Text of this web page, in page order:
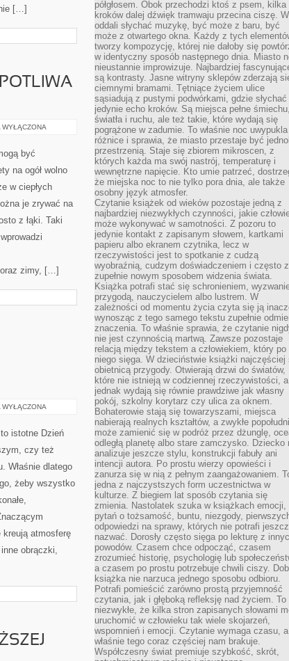
[…]
WYŁĄCZONA
być
na ogół wolno
w ciepłych
je zrywać na
z łąki. Taki
zimy, […]
WYŁĄCZONA
istotne Dzień
czy też
Właśnie dlatego
żeby wszystko
atmosferę
obrączki,
półgłosem. Obok przechodzi ktoś z psem, kilka
kroków dalej dźwięk tramwaju przecina ciszę. W
oddali słychać muzykę, być może z baru, być
może z otwartego okna. Każdy z tych
tworzy kompozycję, której nie dałoby się
w identyczny sposób następnego dnia. Miasto
nieustannie improwizuje. Najbardziej
są kontrasty. Jasne witryny sklepów zderzają
ciemnymi bramami. Tętniące życiem ulice
sąsiadują z pustymi podwórkami, gdzie słychać
jedynie echo kroków. Są miejsca pełne śmiechu,
światła i ruchu, ale też takie, które wydają się
pogrążone w zadumie. To właśnie noc
różnice i sprawia, że miasto przestaje być
przestrzenią. Staje się zbiorem mikroscen, z
których każda ma swój nastrój, temperaturę i
wewnętrzne napięcie. Kto umie patrzeć,
że miejska noc to nie tylko pora dnia, ale także
osobny język atmosfer.
Czytanie książek od wieków pozostaje jedną z
najbardziej niezwykłych czynności, jakie
może wykonywać w samotności. Z pozoru to
jedynie kontakt z zapisanym słowem, kartkami
papieru albo ekranem czytnika, lecz w
rzeczywistości jest to spotkanie z cudzą
wyobraźnią, cudzym doświadczeniem i często z
zupełnie nowym sposobem widzenia świata.
Książka potrafi stać się schronieniem,
przygodą, nauczycielem albo lustrem. W
zależności od momentu życia czyta się ją
wynosząc z tego samego tekstu zupełnie
znaczenia. To właśnie sprawia, że czytanie
nie jest czynnością martwą. Zawsze pozostaje
relacją między tekstem a człowiekiem, który po
niego sięga. W dzieciństwie książki najczęściej
obietnicą przygody. Otwierają drzwi do światów,
które nie istnieją w codziennej rzeczywistości, a
jednak wydają się równie prawdziwe jak własny
pokój, szkolny korytarz czy ulica za oknem.
Bohaterowie stają się towarzyszami, miejsca
nabierają realnych kształtów, a zwykłe
może zamienić się w podróż przez dżunglę,
odległą planetę albo stare zamczysko. Dziecko
analizuje jeszcze stylu, konstrukcji fabuły ani
intencji autora. Po prostu wierzy opowieści i
zanurza się w nią z pełnym zaangażowaniem.
jedna z najczystszych form uczestnictwa w
kulturze. Z biegiem lat sposób czytania się
zmienia. Nastolatek szuka w książkach emocji,
pytań o tożsamość, buntu, niezgody,
odpowiedzi na sprawy, których nie potrafi
nazwać. Dorosły często sięga po lekturę z
powodów. Czasem chce odpocząć, czasem
zrozumieć historię, psychologię lub
a czasem po prostu potrzebuje chwili ciszy.
książka nie narzuca jednego sposobu odbioru.
Potrafi pomieścić zarówno prostą przyjemność
czytania, jak i głęboką refleksję nad życiem. To
niezwykłe, że kilka stron zapisanych słowami
uruchomić w człowieku tak wiele skojarzeń,
wspomnień i emocji. Czytanie wymaga czasu, a
właśnie tego coraz częściej nam brakuje.
Współczesny świat premiuje szybkość, skrót,